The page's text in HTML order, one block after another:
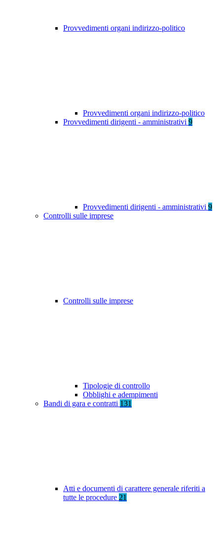
Provvedimenti organi indirizzo-politico
Provvedimenti organi indirizzo-politico
Provvedimenti dirigenti - amministrativi 9
Provvedimenti dirigenti - amministrativi 9
Controlli sulle imprese
Controlli sulle imprese
Tipologie di controllo
Obblighi e adempimenti
Bandi di gara e contratti 131
Atti e documenti di carattere generale riferiti a
tutte le procedure 21